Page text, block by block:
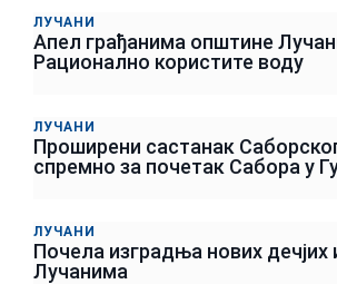
ЛУЧАНИ
Апел грађанима општине
Рационално користите воду
ЛУЧАНИ
Проширени састанак
спремно за почетак Сабора у
ЛУЧАНИ
Почела изградња нових дечјих
Лучанима